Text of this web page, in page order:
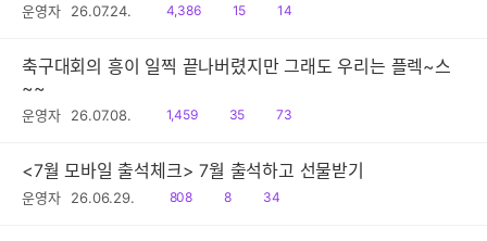
운영자 26.07.24.
읽
4,386
공
15
댓
14
축구대회의 흥이 일찍 끝나버렸지만 그래도 우리는 플렉~스
~~
운영자 26.07.08.
읽
1,459
공
35
댓
73
<7월 모바일 출석체크> 7월 출석하고 선물받기
운영자 26.06.29.
읽
808
공
8
댓
34